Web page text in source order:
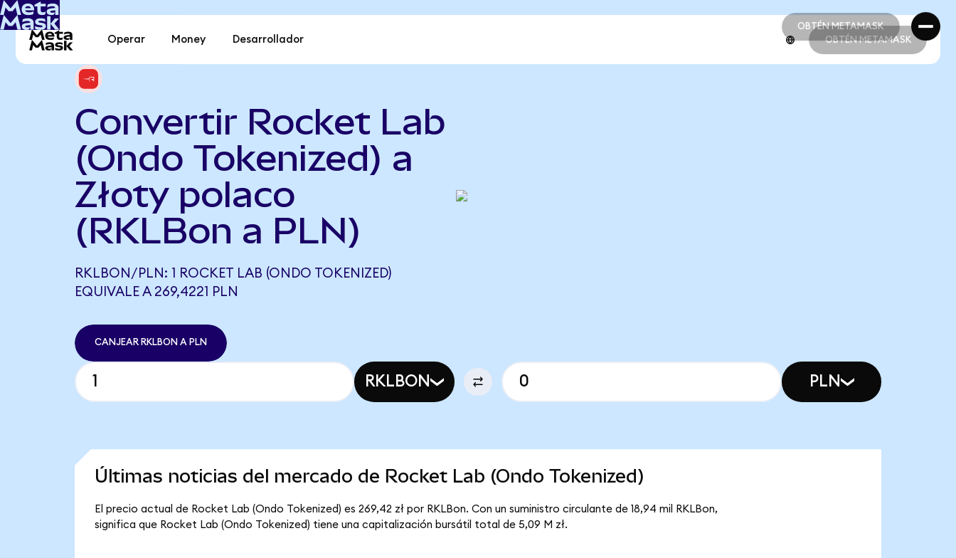
OBTÉN METAMASK
OBTÉN METAMASK
Operar Money Desarrollador OBTÉN METAMASK
Convertir Rocket Lab
(Ondo Tokenized) a
Złoty polaco
(RKLBon a PLN)
RKLBON/PLN: 1 ROCKET LAB (ONDO TOKENIZED)
EQUIVALE A 269,4221 PLN
CANJEAR RKLBON A PLN
RKLBON PLN
Últimas noticias del mercado de Rocket Lab (Ondo Tokenized)
El precio actual de Rocket Lab (Ondo Tokenized) es 269,42 zł por RKLBon. Con un suministro circulante de 18,94 mil RKLBon,
significa que Rocket Lab (Ondo Tokenized) tiene una capitalización bursátil total de 5,09 M zł.